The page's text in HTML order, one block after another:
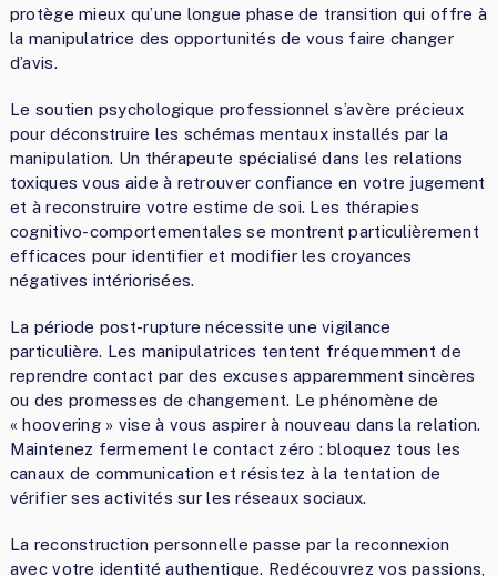
protège mieux qu’une longue phase de transition qui offre à
la manipulatrice des opportunités de vous faire changer
d’avis.
Le soutien psychologique professionnel s’avère précieux
pour déconstruire les schémas mentaux installés par la
manipulation. Un thérapeute spécialisé dans les relations
toxiques vous aide à retrouver confiance en votre jugement
et à reconstruire votre estime de soi. Les thérapies
cognitivo-comportementales se montrent particulièrement
efficaces pour identifier et modifier les croyances
négatives intériorisées.
La période post-rupture nécessite une vigilance
particulière. Les manipulatrices tentent fréquemment de
reprendre contact par des excuses apparemment sincères
ou des promesses de changement. Le phénomène de
« hoovering » vise à vous aspirer à nouveau dans la relation.
Maintenez fermement le contact zéro : bloquez tous les
canaux de communication et résistez à la tentation de
vérifier ses activités sur les réseaux sociaux.
La reconstruction personnelle passe par la reconnexion
avec votre identité authentique. Redécouvrez vos passions,